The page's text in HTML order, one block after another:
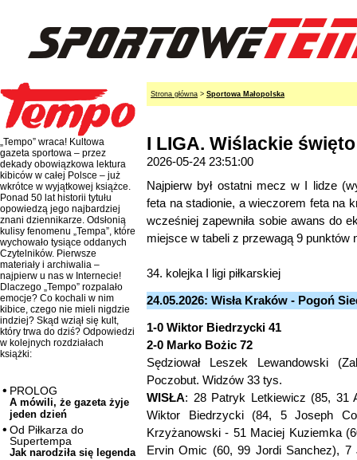
„Tempo” wraca! Kultowa
gazeta sportowa – przez
dekady obowiązkowa lektura
kibiców w całej Polsce – już
wkrótce w wyjątkowej książce.
Ponad 50 lat historii tytułu
opowiedzą jego najbardziej
znani dziennikarze. Odsłonią
kulisy fenomenu „Tempa”, które
wychowało tysiące oddanych
Czytelników. Pierwsze
materiały i archiwalia –
najpierw u nas w Internecie!
Dlaczego „Tempo” rozpalało
emocje? Co kochali w nim
kibice, czego nie mieli nigdzie
indziej? Skąd wziął się kult,
który trwa do dziś? Odpowiedzi
w kolejnych rozdziałach
książki:
PROLOG
A mówili, że gazeta żyje
jeden dzień
Od Piłkarza do
Supertempa
Jak narodziła się legenda
Strona główna > Sportowa Małopolska
I LIGA. Wiślackie
2026-05-24 23:51:00
Najpierw był ostatni mecz w I lidze
feta na stadionie, a wieczorem feta na
wcześniej zapewniła sobie awans do
miejsce w tabeli z przewagą 9 punktów
34. kolejka I ligi piłkarskiej
24.05.2026: Wisła Kraków - Pogoń
1-0 Wiktor Biedrzycki 41
2-0 Marko Bożic 72
Sędziował Leszek Lewandowski
Poczobut. Widzów 33 tys.
WISŁA: 28 Patryk Letkiewicz (85, 31
Wiktor Biedrzycki (84, 5 Joseph
Krzyżanowski - 51 Maciej Kuziemka
Ervin Omic (60, 99 Jordi Sanchez),